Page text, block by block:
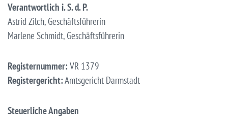
Verantwortlich i. S. d. P.
Astrid Zilch, Geschäftsführerin
Marlene Schmidt, Geschäftsführerin
Registernummer:VR 1379
Registergericht:Amtsgericht Darmstadt
Steuerliche Angaben